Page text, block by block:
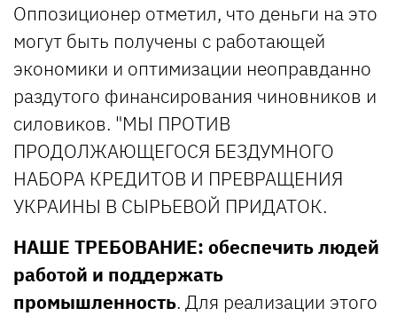
Оппозиционер отметил, что деньги на это
могут быть получены с работающей
экономики и оптимизации неоправданно
раздутого финансирования чиновников и
силовиков. "МЫ ПРОТИВ
ПРОДОЛЖАЮЩЕГОСЯ БЕЗДУМНОГО
НАБОРА КРЕДИТОВ И ПРЕВРАЩЕНИЯ
УКРАИНЫ В СЫРЬЕВОЙ ПРИДАТОК.
НАШЕ ТРЕБОВАНИЕ: обеспечить людей
работой и поддержать
промышленность. Для реализации этого